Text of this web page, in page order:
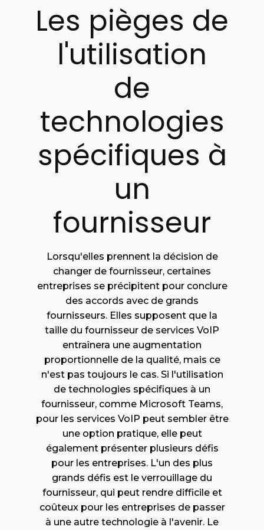
Les pièges de
l'utilisation
de
technologies
spécifiques à
un
fournisseur
Lorsqu'elles prennent la décision de
changer de fournisseur, certaines
entreprises se précipitent pour conclure
des accords avec de grands
fournisseurs. Elles supposent que la
taille du fournisseur de services VoIP
entraînera une augmentation
proportionnelle de la qualité, mais ce
n'est pas toujours le cas. Si l'utilisation
de technologies spécifiques à un
fournisseur, comme Microsoft Teams,
pour les services VoIP peut sembler être
une option pratique, elle peut
également présenter plusieurs défis
pour les entreprises. L'un des plus
grands défis est le verrouillage du
fournisseur, qui peut rendre difficile et
coûteux pour les entreprises de passer
à une autre technologie à l'avenir. Le